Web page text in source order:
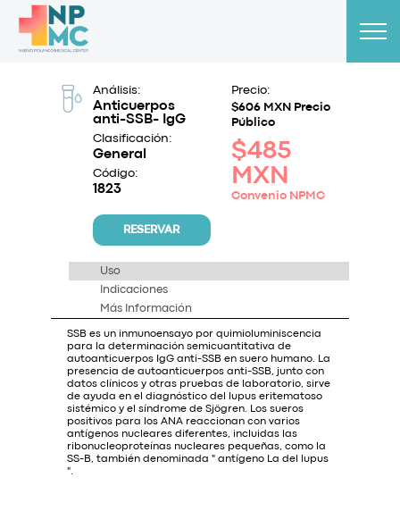
Análisis:
Anticuerpos
anti-SSB- IgG
Clasificación:
General
Código:
1823
RESERVAR
Precio:
$606 MXN Precio
Público
$485
MXN
Convenio NPMC
Uso
Indicaciones
Más Información
SSB es un inmunoensayo por quimioluminiscencia
para la determinación semicuantitativa de
autoanticuerpos IgG anti-SSB en suero humano. La
presencia de autoanticuerpos anti-SSB, junto con
datos clínicos y otras pruebas de laboratorio, sirve
de ayuda en el diagnóstico del lupus eritematoso
sistémico y el síndrome de Sjögren. Los sueros
positivos para los ANA reaccionan con varios
antígenos nucleares diferentes, incluidas las
ribonucleoproteínas nucleares pequeñas, como la
SS-B, también denominada " antígeno La del lupus
".